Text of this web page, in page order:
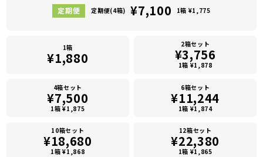
定期便(4箱) ¥7,100 1箱 ¥1,775
1箱
¥1,880
2箱セット
¥3,756
1箱 ¥1,878
4箱セット
¥7,500
1箱 ¥1,875
6箱セット
¥11,244
1箱 ¥1,874
10箱セット
¥18,680
1箱 ¥1,868
12箱セット
¥22,380
1箱 ¥1,865